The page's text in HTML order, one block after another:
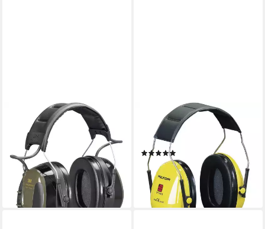
3M PELTOR
Gehörschutzstöpsel 3M
Peltor ProTac Shooter
MT13H223A Impuls-
Kapselgehörschutz 32 dB EN
ab 115,55 €
lieferbar - in 2-3 Werktagen bei dir
Kapselgehörschutz Optime I
Kapselgehörschützer H510A
ab 28,85 €
lieferbar - in 2-3 Werktagen bei dir